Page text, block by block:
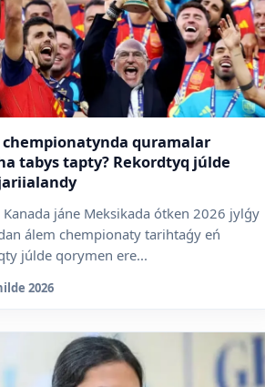
chempionatynda quramalar
tabys tapty? Rekordtyq júlde
Kanada jáne Meksikada ótken 2026 jylǵy
álem chempionaty tarihtaǵy eń
júlde qorymen ere...
2026